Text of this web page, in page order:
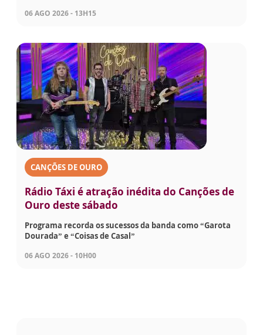
06 AGO 2026 - 13H15
CANÇÕES DE OURO
Rádio Táxi é atração inédita do Canções de
Ouro deste sábado
Programa recorda os sucessos da banda como “Garota
Dourada” e “Coisas de Casal”
06 AGO 2026 - 10H00